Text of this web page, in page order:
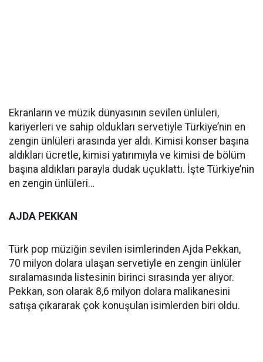
Ekranların ve müzik dünyasının sevilen ünlüleri,
kariyerleri ve sahip oldukları servetiyle Türkiye’nin en
zengin ünlüleri arasında yer aldı. Kimisi konser başına
aldıkları ücretle, kimisi yatırımıyla ve kimisi de bölüm
başına aldıkları parayla dudak uçuklattı. İşte Türkiye’nin
en zengin ünlüleri…
AJDA PEKKAN
Türk pop müziğin sevilen isimlerinden Ajda Pekkan,
70 milyon dolara ulaşan servetiyle en zengin ünlüler
sıralamasında listesinin birinci sırasında yer alıyor.
Pekkan, son olarak 8,6 milyon dolara malikanesini
satışa çıkararak çok konuşulan isimlerden biri oldu.